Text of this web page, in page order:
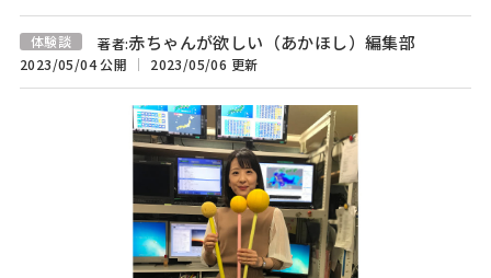
体験談 著者:赤ちゃんが欲しい（あかほし）編集部
2023/05/04 公開 2023/05/06 更新